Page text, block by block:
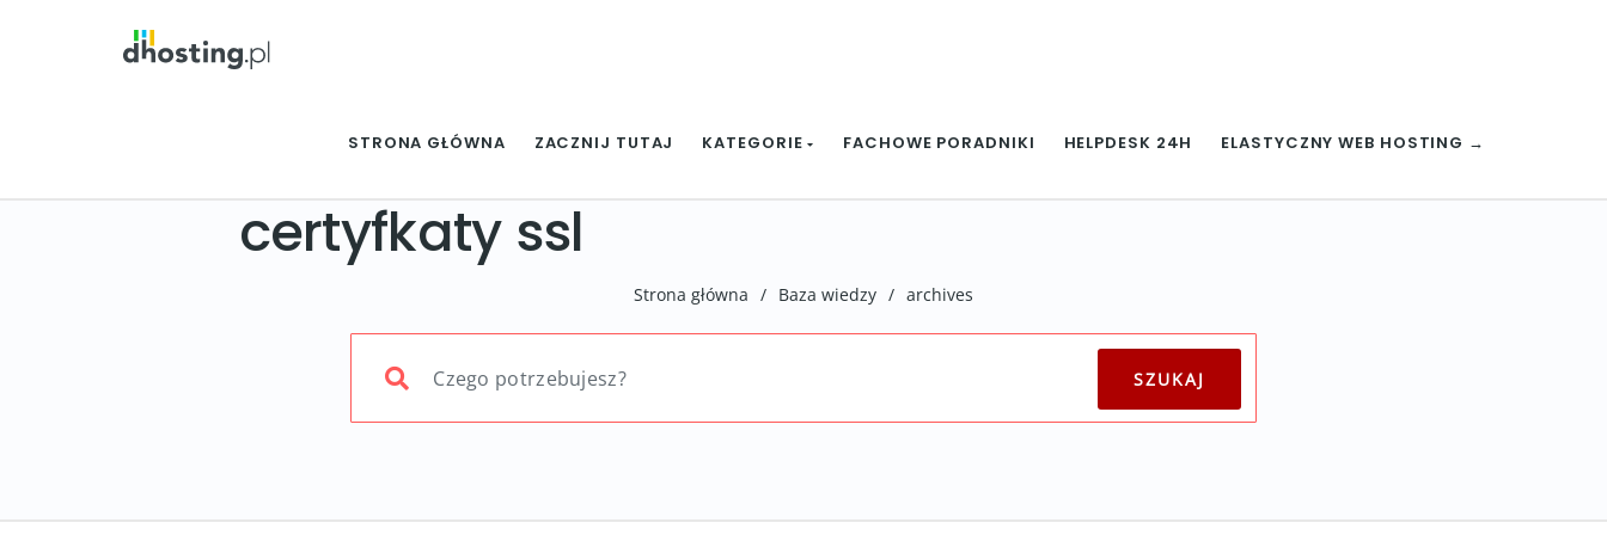
STRONA GŁÓWNA ZACZNIJ TUTAJ KATEGORIE FACHOWE PORADNIKI HELPDESK 24H ELASTYCZNY WEB HOSTING →
certyfkaty ssl
Strona główna / Baza wiedzy / archives